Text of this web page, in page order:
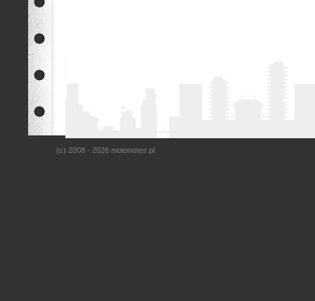
(c) 2008 - 2026 motonotes.pl